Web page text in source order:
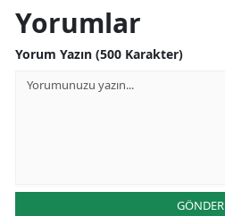
Yorumlar
Yorum Yazın (500 Karakter)
GÖNDER